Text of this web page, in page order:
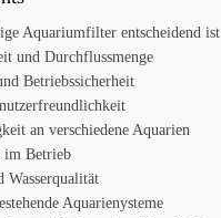
Aquariumfilter entscheidend ist
und Durchflussmenge
Betriebssicherheit
an verschiedene Aquarien
im Betrieb
Wasserqualität
Aquarienysteme